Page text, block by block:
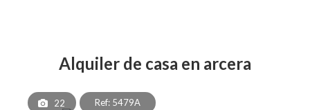
alquiler de casa en arcera
22 Ref: 5479A